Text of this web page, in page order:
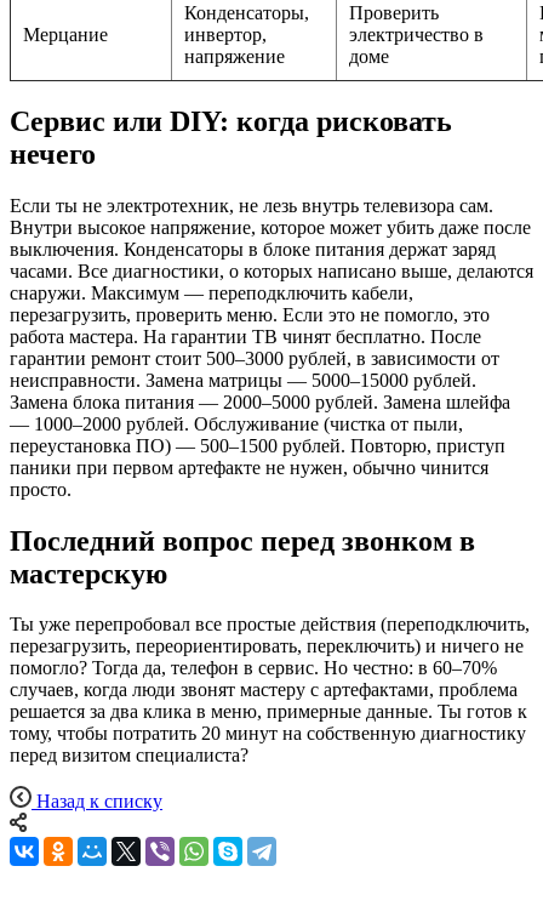
Мерцание
Конденсаторы,
инвертор,
напряжение
Проверить
электричество в
доме
Сервис или DIY: когда рисковать
нечего
Если ты не электротехник, не лезь внутрь телевизора сам.
Внутри высокое напряжение, которое может убить даже после
выключения. Конденсаторы в блоке питания держат заряд
часами. Все диагностики, о которых написано выше, делаются
снаружи. Максимум — переподключить кабели,
перезагрузить, проверить меню. Если это не помогло, это
работа мастера. На гарантии ТВ чинят бесплатно. После
гарантии ремонт стоит 500–3000 рублей, в зависимости от
неисправности. Замена матрицы — 5000–15000 рублей.
Замена блока питания — 2000–5000 рублей. Замена шлейфа
— 1000–2000 рублей. Обслуживание (чистка от пыли,
переустановка ПО) — 500–1500 рублей. Повторю, приступ
паники при первом артефакте не нужен, обычно чинится
просто.
Последний вопрос перед звонком в
мастерскую
Ты уже перепробовал все простые действия (переподключить,
перезагрузить, переориентировать, переключить) и ничего не
помогло? Тогда да, телефон в сервис. Но честно: в 60–70%
случаев, когда люди звонят мастеру с артефактами, проблема
решается за два клика в меню, примерные данные. Ты готов к
тому, чтобы потратить 20 минут на собственную диагностику
перед визитом специалиста?
Назад к списку